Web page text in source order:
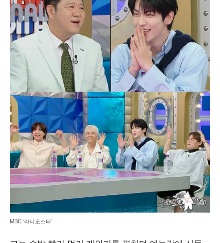
MBC ‘라디오스타’